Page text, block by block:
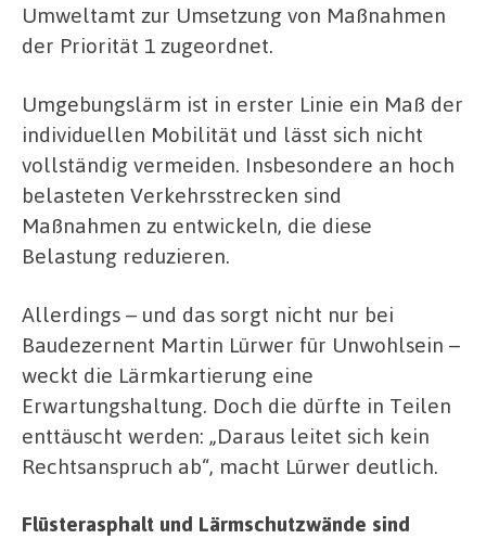
Umweltamt zur Umsetzung von Maßnahmen
der Priorität 1 zugeordnet.
Umgebungslärm ist in erster Linie ein Maß der
individuellen Mobilität und lässt sich nicht
vollständig vermeiden. Insbesondere an hoch
belasteten Verkehrsstrecken sind
Maßnahmen zu entwickeln, die diese
Belastung reduzieren.
Allerdings – und das sorgt nicht nur bei
Baudezernent Martin Lürwer für Unwohlsein –
weckt die Lärmkartierung eine
Erwartungshaltung. Doch die dürfte in Teilen
enttäuscht werden: „Daraus leitet sich kein
Rechtsanspruch ab“, macht Lürwer deutlich.
Flüsterasphalt und Lärmschutzwände sind